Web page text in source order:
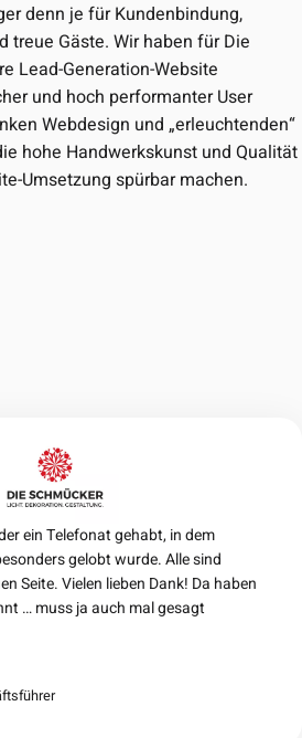
denn je für Kundenbindung,
treue Gäste. Wir haben für Die
Lead-Generation-Website
und hoch performanter User
Webdesign und „erleuchtenden“
hohe Handwerkskunst und Qualität
Umsetzung spürbar machen.
ein Telefonat gehabt, in dem
gelobt wurde. Alle sind
Seite. Vielen lieben Dank! Da haben
… muss ja auch mal gesagt